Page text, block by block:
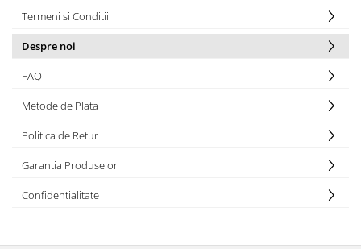
Termeni si Conditii
Despre noi
FAQ
Metode de Plata
Politica de Retur
Garantia Produselor
Confidentialitate